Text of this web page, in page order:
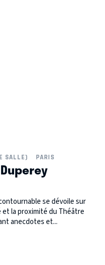
SALLE)
PARIS
se dévoile sur
la proximité du Théâtre
anecdotes et...